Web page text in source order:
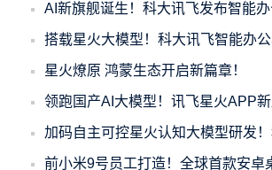
AI新旗舰诞生！科大讯飞发布智能
搭载星火大模型！科大讯飞智能办
星火燎原 鸿蒙生态开启新篇章！
领跑国产AI大模型！讯飞星火APP
加码自主可控星火认知大模型研发
前小米9号员工打造！全球首款安